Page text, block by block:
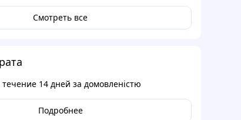
Смотреть все
течение 14 дней за домовленістю
Подробнее